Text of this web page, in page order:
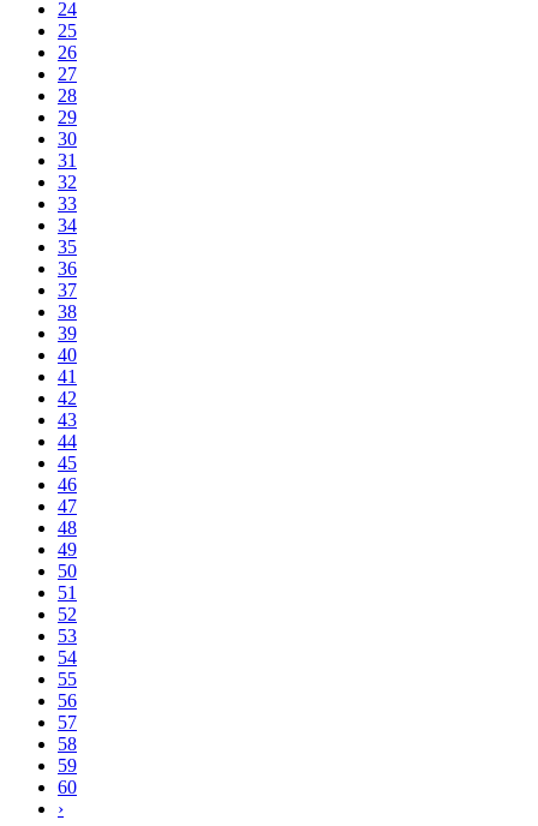
24
25
26
27
28
29
30
31
32
33
34
35
36
37
38
39
40
41
42
43
44
45
46
47
48
49
50
51
52
53
54
55
56
57
58
59
60
›